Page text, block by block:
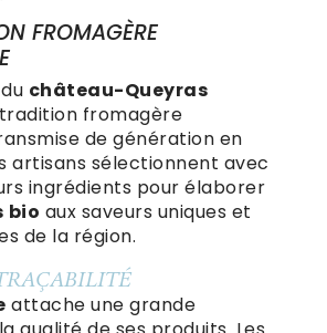
FROMAGÈRE
château-Queyras
fromagère
de génération en
artisans sélectionnent avec
ingrédients pour élaborer
bio aux saveurs uniques et
de la région.
attache une grande